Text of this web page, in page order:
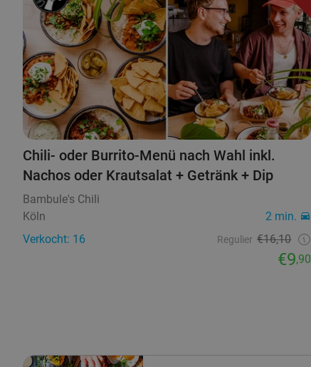
Chili- oder Burrito-Menü nach Wahl inkl.
Nachos oder Krautsalat + Getränk + Dip
Bambule's Chili
Köln
2 min.
Verkocht: 16
Regulier €16,10
€9,90